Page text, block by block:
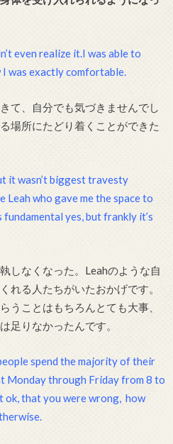
even realize it.I was able to
was exactly comfortable.
て、自分でも気づきませんでし
場所にたどり着くことができた
it wasn’t biggest travesty
Leah who gave me the space to
fundamental yes, but frankly it’s
しなくなった。Leahのような自
れる人たちがいたおかげです。
うことはもちろんとても大事、
足りなかったんです。
spend the majority of their
Monday through Friday from 8 to
ok, that you were wrong, how